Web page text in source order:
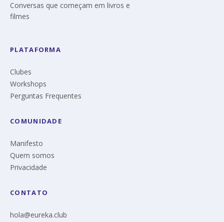
Conversas que começam em livros e
filmes
PLATAFORMA
Clubes
Workshops
Perguntas Frequentes
COMUNIDADE
Manifesto
Quem somos
Privacidade
CONTATO
hola@eureka.club